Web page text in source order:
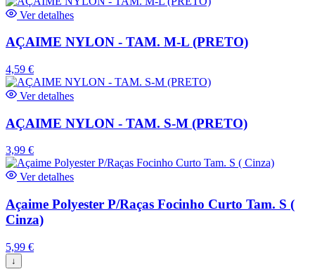
Ver detalhes
AÇAIME NYLON - TAM. M-L (PRETO)
4,59 €
Ver detalhes
AÇAIME NYLON - TAM. S-M (PRETO)
3,99 €
Ver detalhes
Açaime Polyester P/Raças Focinho Curto Tam. S (
Cinza)
5,99 €
↓